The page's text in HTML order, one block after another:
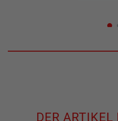
DER